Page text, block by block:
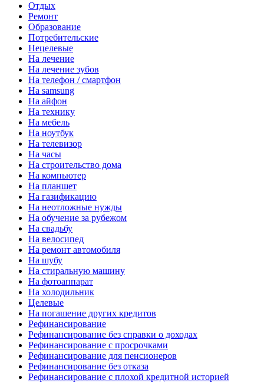
Отдых
Ремонт
Образование
Потребительские
Нецелевые
На лечение
На лечение зубов
На телефон / смартфон
На samsung
На айфон
На технику
На мебель
На ноутбук
На телевизор
На часы
На строительство дома
На компьютер
На планшет
На газификацию
На неотложные нужды
На обучение за рубежом
На свадьбу
На велосипед
На ремонт автомобиля
На шубу
На стиральную машину
На фотоаппарат
На холодильник
Целевые
На погашение других кредитов
Рефинансирование
Рефинансирование без справки о доходах
Рефинансирование с просрочками
Рефинансирование для пенсионеров
Рефинансирование без отказа
Рефинансирование с плохой кредитной историей